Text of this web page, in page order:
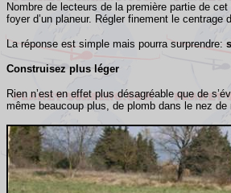
Nombre de lecteurs de la première partie de
foyer d’un planeur. Régler finement le
La réponse est simple mais pourra surprendre:
Construisez plus léger
Rien n’est en effet plus désagréable que de
même beaucoup plus, de plomb dans le nez